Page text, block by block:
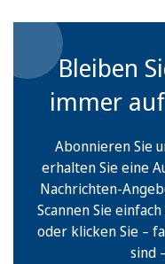
Bleiben
immer
Abonnieren Sie
erhalten Sie eine
Nachrichten-
Scannen Sie
oder klicken Sie –
sind